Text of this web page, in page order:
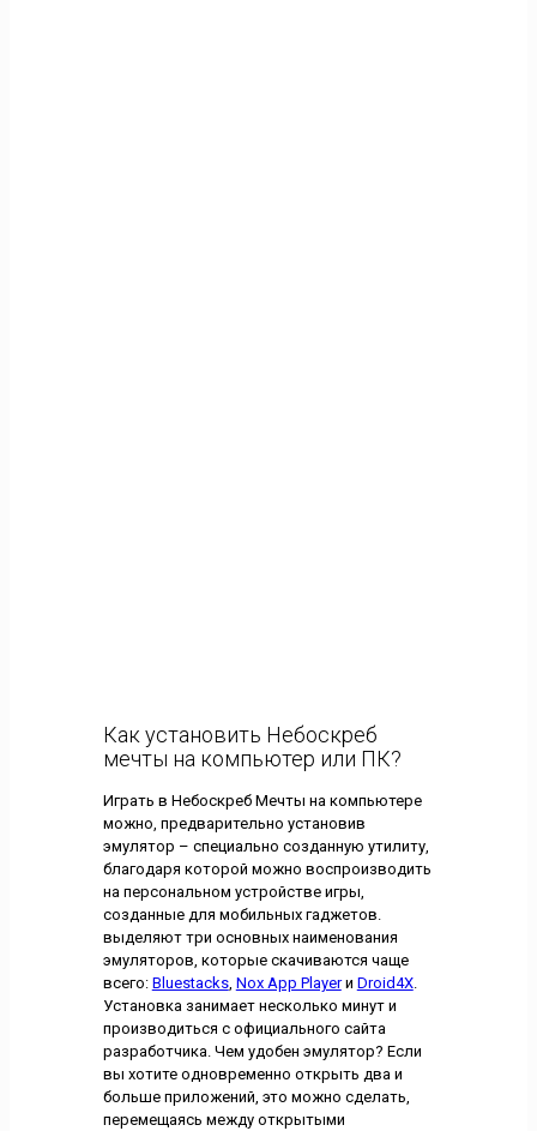
Как установить Небоскреб
мечты на компьютер или ПК?
Играть в Небоскреб Мечты на компьютере
можно, предварительно установив
эмулятор – специально созданную утилиту,
благодаря которой можно воспроизводить
на персональном устройстве игры,
созданные для мобильных гаджетов.
выделяют три основных наименования
эмуляторов, которые скачиваются чаще
всего: Bluestacks, Nox App Playerи Droid4X.
Установка занимает несколько минут и
производиться с официального сайта
разработчика. Чем удобен эмулятор? Если
вы хотите одновременно открыть два и
больше приложений, это можно сделать,
перемещаясь между открытыми